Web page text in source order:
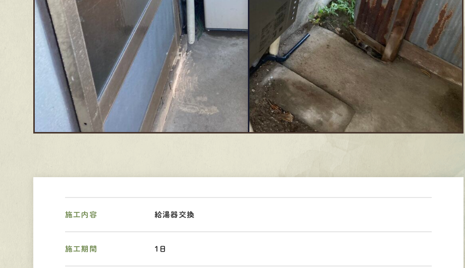
施工内容 給湯器交換
施工期間 １日